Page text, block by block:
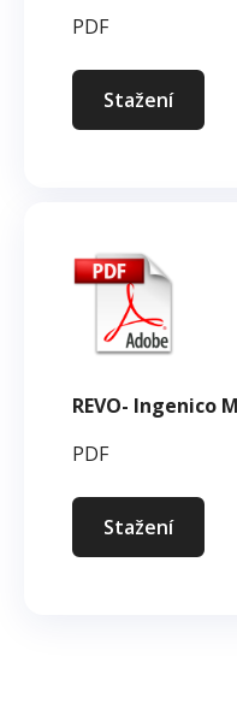
PDF
Stažení
REVO- Ingenico
PDF
Stažení